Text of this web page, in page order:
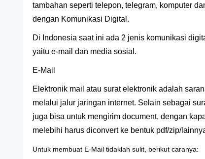
tambahan seperti telepon, telegram, komputer
dengan Komunikasi Digital.
Di Indonesia saat ini ada 2 jenis komunikasi
yaitu e-mail dan media sosial.
E-Mail
Elektronik mail atau surat elektronik adalah
melalui jalur jaringan internet. Selain sebagai
juga bisa untuk mengirim document, dengan
melebihi harus diconvert ke bentuk pdf/zip/
Untuk membuat E-Mail tidaklah sulit, berikut caranya: